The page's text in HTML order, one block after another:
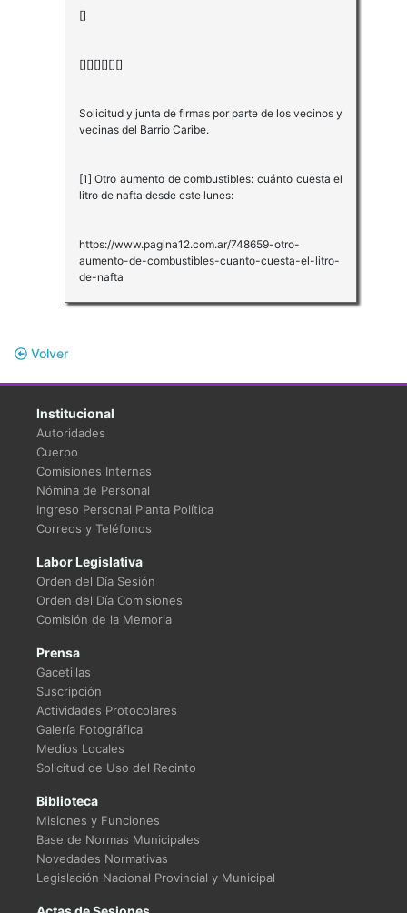
[]
[][][][][][]
Solicitud y junta de firmas por parte de los vecinos y
vecinas del Barrio Caribe.
[1] Otro aumento de combustibles: cuánto cuesta el
litro de nafta desde este lunes:
https://www.pagina12.com.ar/748659-otro-
aumento-de-combustibles-cuanto-cuesta-el-litro-
de-nafta
Volver
Institucional
Autoridades
Cuerpo
Comisiones Internas
Nómina de Personal
Ingreso Personal Planta Política
Correos y Teléfonos
Labor Legislativa
Orden del Día Sesión
Orden del Día Comisiones
Comisión de la Memoria
Prensa
Gacetillas
Suscripción
Actividades Protocolares
Galería Fotográfica
Medios Locales
Solicitud de Uso del Recinto
Biblioteca
Misiones y Funciones
Base de Normas Municipales
Novedades Normativas
Legislación Nacional Provincial y Municipal